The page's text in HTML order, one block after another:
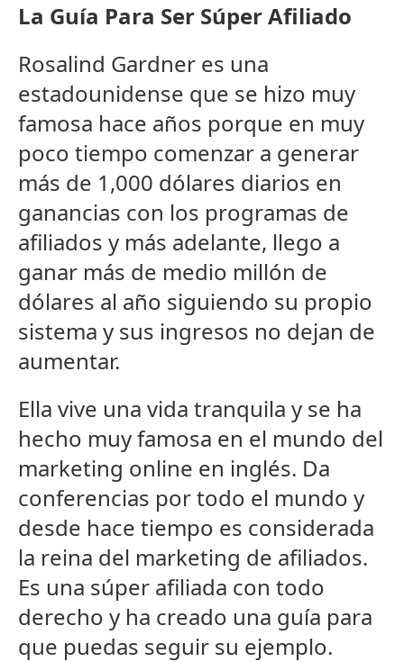
La Guía Para Ser Súper Afiliado
Rosalind Gardner es una
estadounidense que se hizo muy
famosa hace años porque en muy
poco tiempo comenzar a generar
más de 1,000 dólares diarios en
ganancias con los programas de
afiliados y más adelante, llego a
ganar más de medio millón de
dólares al año siguiendo su propio
sistema y sus ingresos no dejan de
aumentar.
Ella vive una vida tranquila y se ha
hecho muy famosa en el mundo del
marketing online en inglés. Da
conferencias por todo el mundo y
desde hace tiempo es considerada
la reina del marketing de afiliados.
Es una súper afiliada con todo
derecho y ha creado una guía para
que puedas seguir su ejemplo.